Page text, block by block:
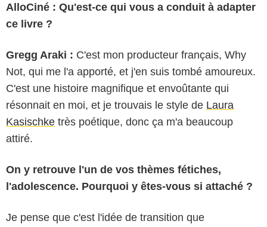
AlloCiné : Qu'est-ce qui vous a conduit à adapter
ce livre ?
Gregg Araki : C'est mon producteur français, Why
Not, qui me l'a apporté, et j'en suis tombé amoureux.
C'est une histoire magnifique et envoûtante qui
résonnait en moi, et je trouvais le style de Laura
Kasischke très poétique, donc ça m'a beaucoup
attiré.
On y retrouve l'un de vos thèmes fétiches,
l'adolescence. Pourquoi y êtes-vous si attaché ?
Je pense que c'est l'idée de transition que